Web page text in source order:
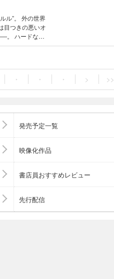
ル”。 外の世界
目つきの悪いオ
。 ハードなこ
人々）の物語！
・ ・ ・ > >>
発売予定一覧
映像化作品
書店員おすすめレビュー
先行配信